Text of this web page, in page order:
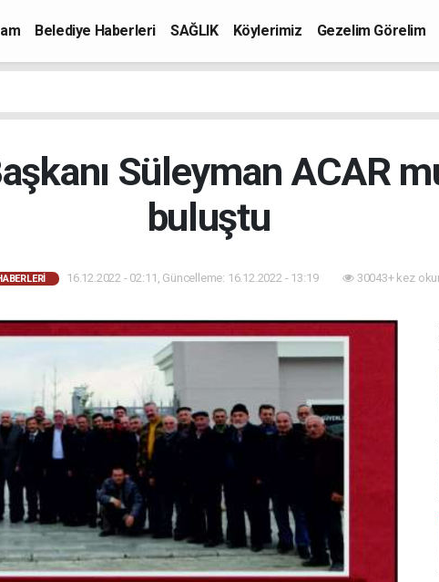
Belediye Haberleri SAĞLIK Köylerimiz Gezelim Görelim
Süleyman ACAR
buluştu
16.12.2022 - 02:11, Güncelleme: 16.12.2022 - 13:19 30043+ kez